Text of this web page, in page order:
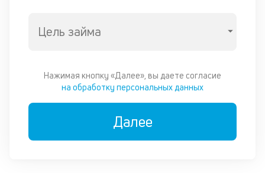
Цель займа
Нажимая кнопку «Далее», вы даете согласие
на обработку персональных данных
Далее